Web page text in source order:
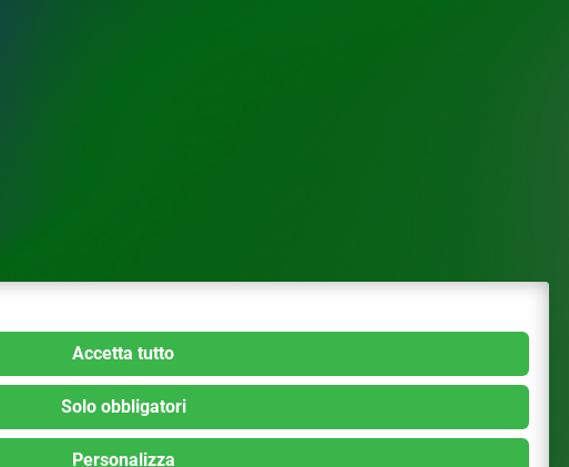
Accetta tutto
Solo obbligatori
Personalizza